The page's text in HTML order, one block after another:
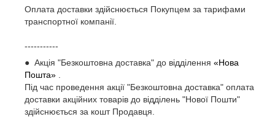
Оплата доставки здійснюється Покупцем за тарифами
транспортної компанії.
-----------
● Акція "Безкоштовна доставка" до відділення «Нова
Пошта»
Під час проведення акції "Безкоштовна доставка" оплата
доставки акційних товарів до відділень "Нової Пошти"
здійснюється за кошт Продавця.